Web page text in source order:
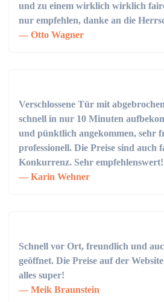
und zu einem wirklich wirklich
nur empfehlen, danke an die
Otto Wagner
Verschlossene Tür mit
schnell in nur 10 Minuten
und pünktlich angekommen, sehr
professionell. Die Preise sind auch
Konkurrenz. Sehr
Karin Wehner
Schnell vor Ort, freundlich und
geöffnet. Die Preise auf der
alles super!
Meik Braunstein